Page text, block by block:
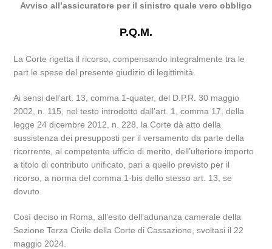
Avviso all’assicuratore per il sinistro quale vero obbligo
P.Q.M.
La Corte rigetta il ricorso, compensando integralmente tra le
part le spese del presente giudizio di legittimità.
Ai sensi dell’art. 13, comma 1-quater, del D.P.R. 30 maggio
2002, n. 115, nel testo introdotto dall’art. 1, comma 17, della
legge 24 dicembre 2012, n. 228, la Corte dà atto della
sussistenza dei presupposti per il versamento da parte della
ricorrente, al competente ufficio di merito, dell’ulteriore importo
a titolo di contributo unificato, pari a quello previsto per il
ricorso, a norma del comma 1-bis dello stesso art. 13, se
dovuto.
Così deciso in Roma, all’esito dell’adunanza camerale della
Sezione Terza Civile della Corte di Cassazione, svoltasi il 22
maggio 2024.